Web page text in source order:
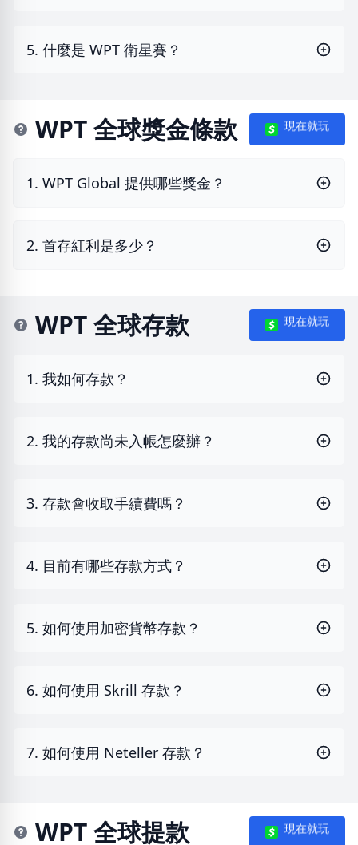
5. 什麼是 WPT 衛星賽？
WPT 全球獎金條款 現在就玩
1. WPT Global 提供哪些獎金？
2. 首存紅利是多少？
WPT 全球存款 現在就玩
1. 我如何存款？
2. 我的存款尚未入帳怎麼辦？
3. 存款會收取手續費嗎？
4. 目前有哪些存款方式？
5. 如何使用加密貨幣存款？
6. 如何使用 Skrill 存款？
7. 如何使用 Neteller 存款？
WPT 全球提款 現在就玩